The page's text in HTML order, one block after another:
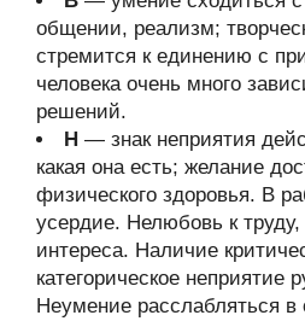
общении, реализм;
стремится к единению с
человека очень много
решений.
Н — знак неприятия
какая она есть; желание
физического здоровья. В
усердие. Нелюбовь к
интереса. Наличие
категорическое неприятие
Неумение расслабляться в